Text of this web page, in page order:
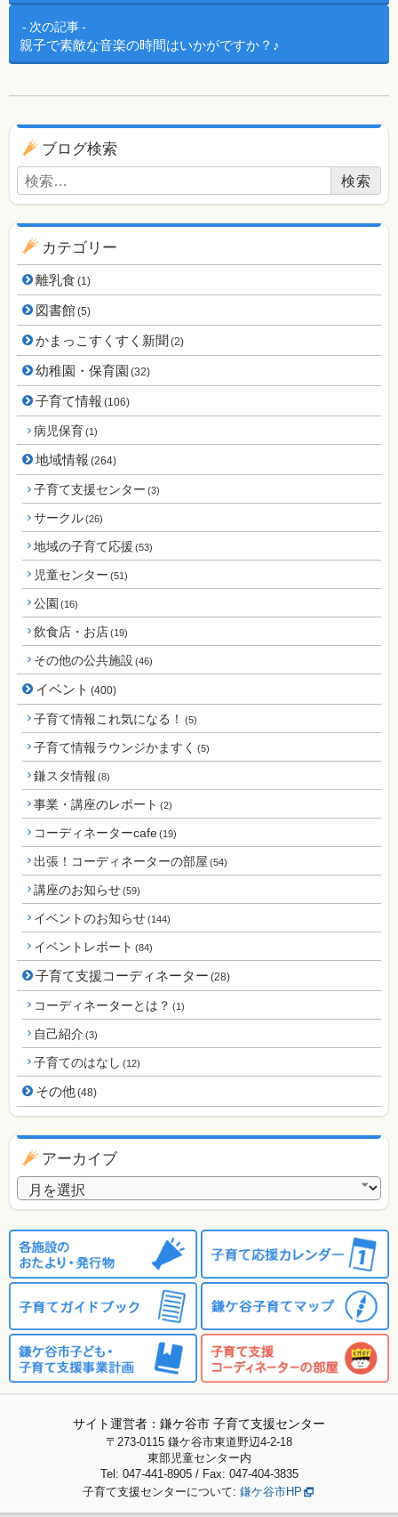
次の記事
親子で素敵な音楽の時間はいかがですか？♪
ブログ用ナビゲーション
ブログ検索
検索:
カテゴリー
離乳食 (1)
図書館(5)
かまっこすくすく新聞 (2)
幼稚園・保育園 (32)
子育て情報 (106)
病児保育(1)
地域情報 (264)
子育て支援センター (3)
サークル(26)
地域の子育て応援 (53)
児童センター (51)
公園 (16)
飲食店・お店(19)
その他の公共施設 (46)
イベント (400)
子育て情報これ気になる！ (5)
子育て情報ラウンジかますく (5)
鎌スタ情報 (8)
事業・講座のレポート (2)
コーディネーターcafe(19)
出張！コーディネーターの部屋 (54)
講座のお知らせ(59)
イベントのお知らせ(144)
イベントレポート (84)
子育て支援コーディネーター (28)
コーディネーターとは？ (1)
自己紹介 (3)
子育てのはなし (12)
その他(48)
アーカイブ
アーカイブ
サイト運営者：鎌ケ谷市 子育て支援センター
〒273-0115 鎌ケ谷市東道野辺4-2-18
東部児童センター内
Tel: 047-441-8905 / Fax: 047-404-3835
子育て支援センターについて: 鎌ケ谷市HP